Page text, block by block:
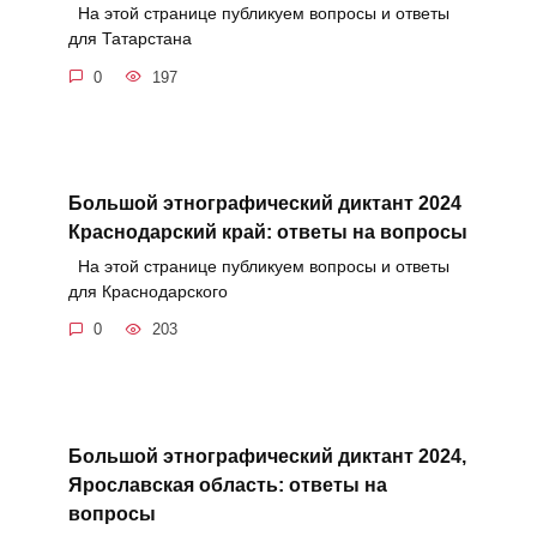
На этой странице публикуем вопросы и ответы
для Татарстана
0 197
Большой этнографический диктант 2024
Краснодарский край: ответы на вопросы
На этой странице публикуем вопросы и ответы
для Краснодарского
0 203
Большой этнографический диктант 2024,
Ярославская область: ответы на
вопросы